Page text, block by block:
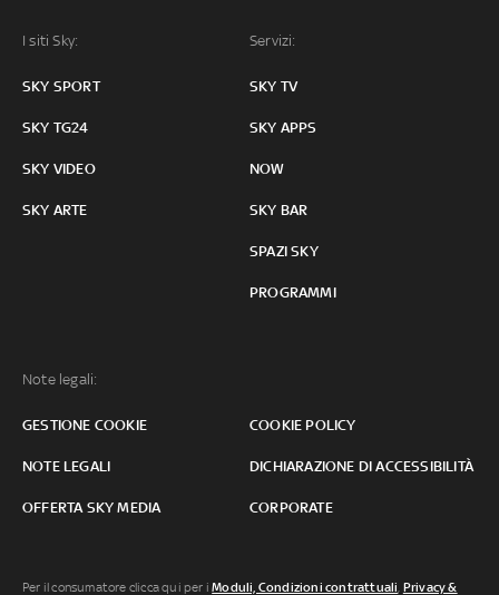
I siti Sky:
SKY SPORT
SKY TG24
SKY VIDEO
SKY ARTE
Servizi:
SKY TV
SKY APPS
NOW
SKY BAR
SPAZI SKY
PROGRAMMI
Note legali:
GESTIONE COOKIE COOKIE POLICY
NOTE LEGALI DICHIARAZIONE DI ACCESSIBILITÀ
OFFERTA SKY MEDIA CORPORATE
Per il consumatore clicca qui per iModuli, Condizioni contrattuali, Privacy &